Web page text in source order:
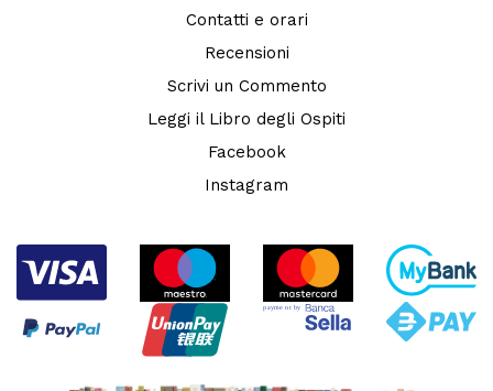
Contatti e orari
Recensioni
Scrivi un Commento
Leggi il Libro degli Ospiti
Facebook
Instagram